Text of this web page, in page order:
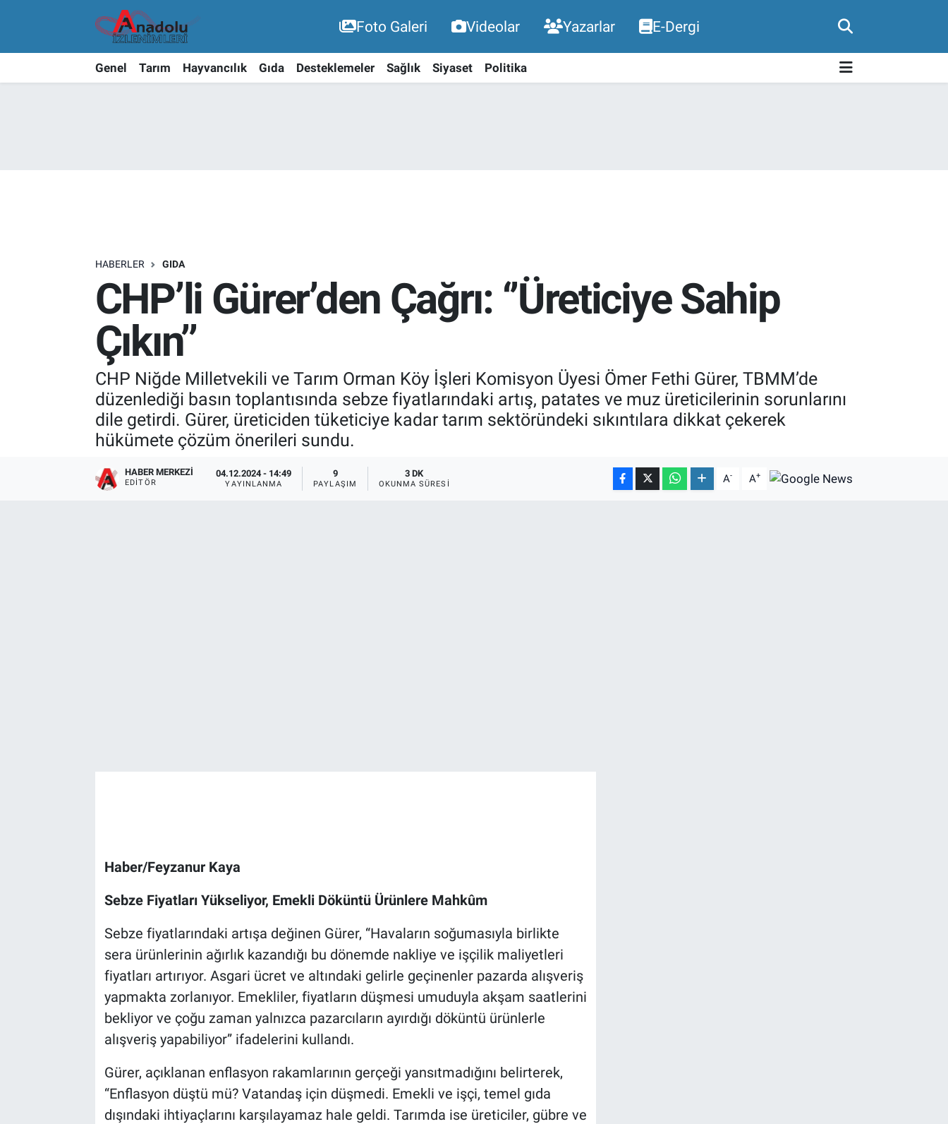
Foto Galeri Videolar Yazarlar E-Dergi
Genel Tarım Hayvancılık Gıda Desteklemeler Sağlık Siyaset Politika
HABERLER GIDA
CHP’li Gürer’den Çağrı: ‘’Üreticiye Sahip
Çıkın’’
CHP Niğde Milletvekili ve Tarım Orman Köy İşleri Komisyon Üyesi Ömer Fethi Gürer, TBMM’de
düzenlediği basın toplantısında sebze fiyatlarındaki artış, patates ve muz üreticilerinin sorunlarını
dile getirdi. Gürer, üreticiden tüketiciye kadar tarım sektöründeki sıkıntılara dikkat çekerek
hükümete çözüm önerileri sundu.
HABER MERKEZI
EDITÖR
04.12.2024 - 14:49
YAYINLANMA
9
PAYLAŞIM
3 DK
OKUNMA SÜRESI A- A+
Haber/Feyzanur Kaya
Sebze Fiyatları Yükseliyor, Emekli Döküntü Ürünlere Mahkûm
Sebze fiyatlarındaki artışa değinen Gürer, “Havaların soğumasıyla birlikte
sera ürünlerinin ağırlık kazandığı bu dönemde nakliye ve işçilik maliyetleri
fiyatları artırıyor. Asgari ücret ve altındaki gelirle geçinenler pazarda alışveriş
yapmakta zorlanıyor. Emekliler, fiyatların düşmesi umuduyla akşam saatlerini
bekliyor ve çoğu zaman yalnızca pazarcıların ayırdığı döküntü ürünlerle
alışveriş yapabiliyor” ifadelerini kullandı.
Gürer, açıklanan enflasyon rakamlarının gerçeği yansıtmadığını belirterek,
“Enflasyon düştü mü? Vatandaş için düşmedi. Emekli ve işçi, temel gıda
dışındaki ihtiyaçlarını karşılayamaz hale geldi. Tarımda ise üreticiler, gübre ve